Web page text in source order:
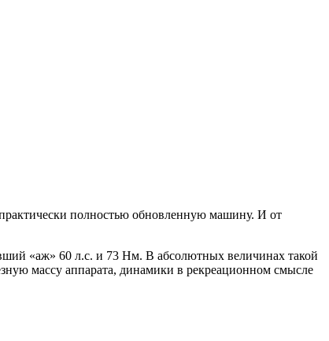
полностью обновленную машину. И от
«аж» 60 л.с. и 73 Нм. В абсолютных величинах такой
массу аппарата, динамики в рекреационном смысле